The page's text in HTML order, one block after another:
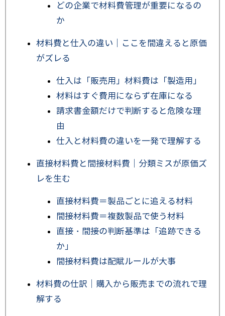
どの企業で材料費管理が重要になるの
か
材料費と仕入の違い｜ここを間違えると原価
がズレる
仕入は「販売用」材料費は「製造用」
材料はすぐ費用にならず在庫になる
請求書金額だけで判断すると危険な理
由
仕入と材料費の違いを一発で理解する
直接材料費と間接材料費｜分類ミスが原価ズ
レを生む
直接材料費＝製品ごとに追える材料
間接材料費＝複数製品で使う材料
直接・間接の判断基準は「追跡できる
か」
間接材料費は配賦ルールが大事
材料費の仕訳｜購入から販売までの流れで理
解する